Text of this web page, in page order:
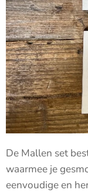
De Mallen set
waarmee je
eenvoudige en